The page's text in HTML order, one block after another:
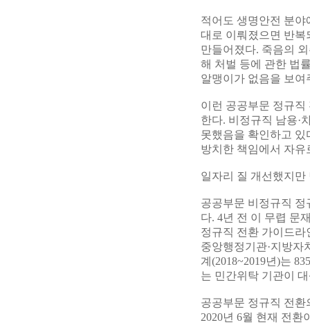
적어도 생명안전 분
대로 이뤄졌으면 반복
만들어졌다. 죽음의
해 처벌 등에 관한 법
알맹이가 없음을 보
이런 공공부문 정규
한다. 비정규직 남용·
못했음을 확인하고
방치한 책임에서 자유
일자리 질 개선했지
공공부문 비정규직
다. 4년 전 이 무렵 문
정규직 전환 가이드라
중앙행정기관·지방자
계(2018~2019년)는
는 민간위탁 기관이
공공부문 정규직 전
2020년 6월 현재 전환